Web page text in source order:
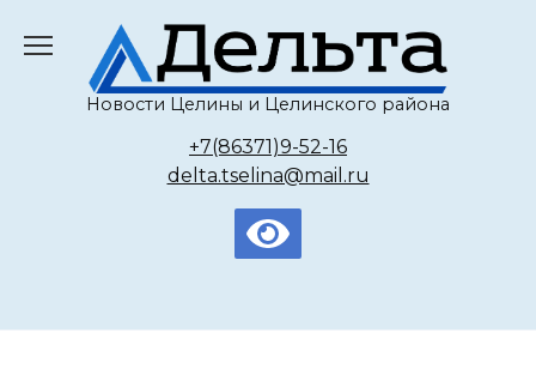
содержанию
Новости Целины и Целинского района
+7(86371)9-52-16
delta.tselina@mail.ru